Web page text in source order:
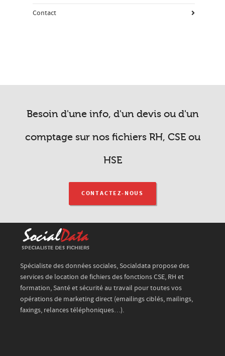
Contact
Besoin d'une info, d'un devis ou d'un
comptage sur nos fichiers RH, CSE ou
HSE
CONTACTEZ-NOUS
Spécialiste des données sociales, Socialdata propose des
services de location de fichiers des fonctions CSE, RH et
formation, Santé et sécurité au travail pour toutes vos
opérations de marketing direct (emailings ciblés, mailings,
faxings, relances téléphoniques…).